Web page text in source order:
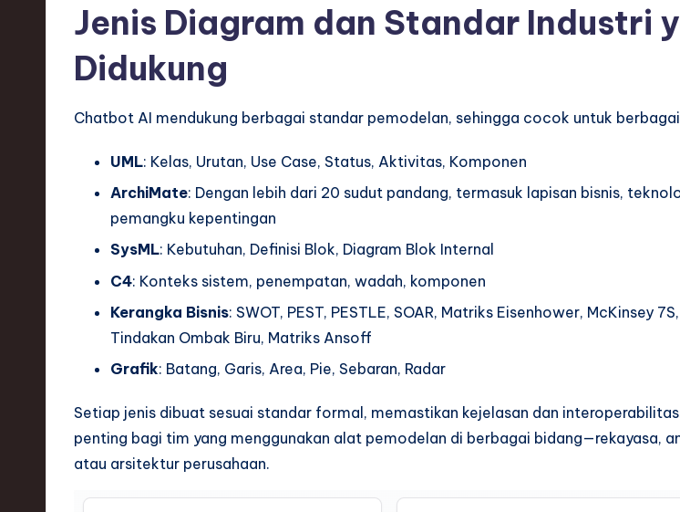
Jenis Diagram dan Standar Industri
Didukung
Chatbot AI mendukung berbagai standar pemodelan, sehingga cocok untuk
UML: Kelas, Urutan, Use Case, Status, Aktivitas, Komponen
ArchiMate: Dengan lebih dari 20 sudut pandang, termasuk lapisan bisnis,
pemangku kepentingan
SysML: Kebutuhan, Definisi Blok, Diagram Blok Internal
C4: Konteks sistem, penempatan, wadah, komponen
Kerangka Bisnis: SWOT, PEST, PESTLE, SOAR, Matriks Eisenhower, McKinsey
Tindakan Ombak Biru, Matriks Ansoff
Grafik: Batang, Garis, Area, Pie, Sebaran, Radar
Setiap jenis dibuat sesuai standar formal, memastikan kejelasan dan
penting bagi tim yang menggunakan alat pemodelan di berbagai bidang—rekayasa,
atau arsitektur perusahaan.